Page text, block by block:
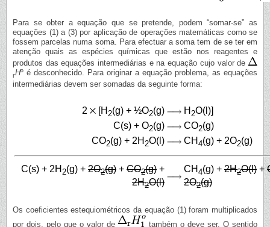
Para se obter a equação que se pretende, podem “somar-se” as
equações (1) a (3) por aplicação de operações matemáticas como se
fossem parcelas numa soma. Para efectuar a soma tem de se ter em
atenção quais as espécies químicas que estão nos reagentes e
produtos das equações intermediárias e na equação cujo valor de
rHº é desconhecido. Para originar a equação problema, as equações
intermediárias devem ser somadas da seguinte forma:
2 [H 2(g) + ½O2(g) H 2O(l)]
C(s) + O2(g) CO2(g)
CO2(g) + 2H 2O(l) CH 4(g) + 2O2(g)
C(s) + 2H 2(g) + 2O2(g) + CO2(g) +
2H2O(l)
CH 4(g) + 2H2O(l) +
2O2(g)
Os coeficientes estequiométricos da equação (1) foram multiplicados
por dois, pelo que o valor de
também o deve ser. O sentido